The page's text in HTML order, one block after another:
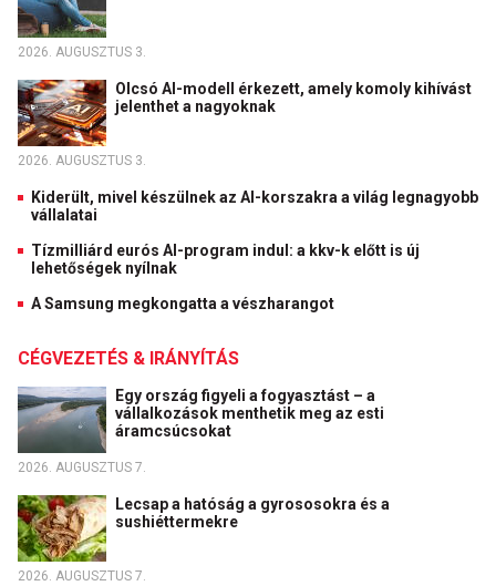
2026. AUGUSZTUS 3.
Olcsó AI-modell érkezett, amely komoly kihívást
jelenthet a nagyoknak
2026. AUGUSZTUS 3.
Kiderült, mivel készülnek az AI-korszakra a világ legnagyobb
vállalatai
Tízmilliárd eurós AI-program indul: a kkv-k előtt is új
lehetőségek nyílnak
A Samsung megkongatta a vészharangot
CÉGVEZETÉS & IRÁNYÍTÁS
Egy ország figyeli a fogyasztást – a
vállalkozások menthetik meg az esti
áramcsúcsokat
2026. AUGUSZTUS 7.
Lecsap a hatóság a gyrososokra és a
sushiéttermekre
2026. AUGUSZTUS 7.